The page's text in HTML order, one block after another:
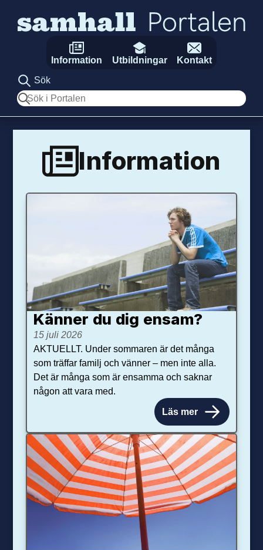
Information Utbildningar
Kontakt
Sök
Sök
Information
Känner du dig ensam?
15 juli 2026
AKTUELLT. Under sommaren är det många
som träffar familj och vänner – men inte alla.
Det är många som är ensamma och saknar
någon att vara med.
Läs mer